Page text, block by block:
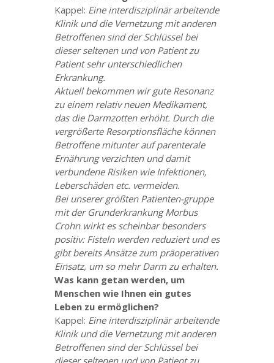
Kappel: Eine interdisziplinär arbeitende
Klinik und die Vernetzung mit anderen
Betroffenen sind der Schlüssel bei
dieser seltenen und von Patient zu
Patient sehr unterschiedlichen
Erkrankung.
Aktuell bekommen wir gute Resonanz
zu einem relativ neuen Medikament,
das die Darmzotten erhöht. Durch die
vergrößerte Resorptionsfläche können
Betroffene mitunter auf parenterale
Ernährung verzichten und damit
verbundene Risiken wie Infektionen,
Leberschäden etc. vermeiden.
Bei unserer größten Patienten-gruppe
mit der Grunderkrankung Morbus
Crohn wirkt es scheinbar besonders
positiv: Fisteln werden reduziert und es
gibt bereits Ansätze zum präoperativen
Einsatz, um so mehr Darm zu erhalten.
Was kann getan werden, um
Menschen wie Ihnen ein gutes
Leben zu ermöglichen?
Kappel: Eine interdisziplinär arbeitende
Klinik und die Vernetzung mit anderen
Betroffenen sind der Schlüssel bei